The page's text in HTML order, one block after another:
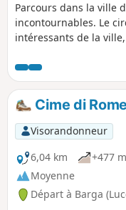
Parcours dans la ville
incontournables. Le
intéressants de la
les dénivelés de cette
ils vous donneront
en observant les
Cime di
Visorandonneur
6,04 km
+477 m
Moyenne
Départ à Barga